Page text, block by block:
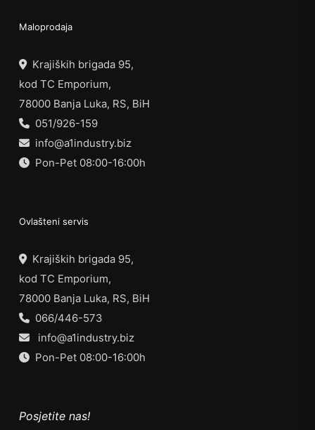
Maloprodaja
Krajiških brigada 95,
kod TC Emporium,
78000 Banja Luka, RS, BiH
051/926-159
info@a1industry.biz
Pon-Pet 08:00-16:00h
Ovlašteni servis
Krajiških brigada 95,
kod TC Emporium,
78000 Banja Luka, RS, BiH
066/446-573
info@a1industry.biz
Pon-Pet 08:00-16:00h
Posjetite nas!